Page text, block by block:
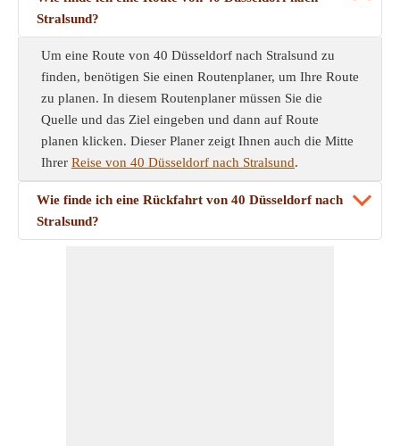
Stralsund?
Um eine Route von 40 Düsseldorf nach Stralsund zu
finden, benötigen Sie einen Routenplaner, um Ihre Route
zu planen. In diesem Routenplaner müssen Sie die
Quelle und das Ziel eingeben und dann auf Route
planen klicken. Dieser Planer zeigt Ihnen auch die Mitte
Ihrer Reise von 40 Düsseldorf nach Stralsund.
Wie finde ich eine Rückfahrt von 40 Düsseldorf nach
Stralsund?